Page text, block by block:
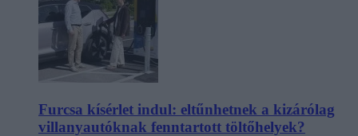
Furcsa kísérlet indul: eltűnhetnek a kizárólag
villanyautóknak fenntartott töltőhelyek?